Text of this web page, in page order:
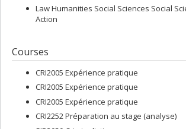
Law Humanities Social Sciences Social
Action
Courses
CRI2005 Expérience pratique
CRI2005 Expérience pratique
CRI2005 Expérience pratique
CRI2252 Préparation au stage (analyse)